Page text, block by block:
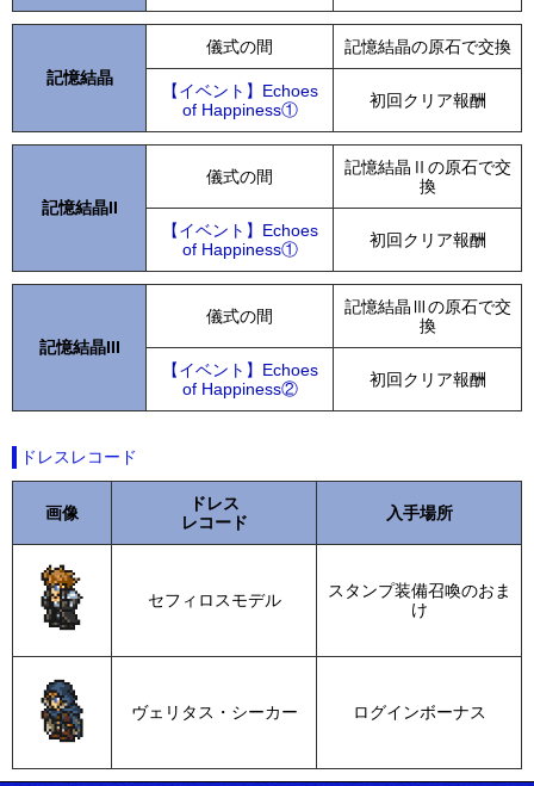
記憶結晶
儀式の間 記憶結晶の原石で交換
【イベント】Echoes
of Happiness①
初回クリア報酬
記憶結晶II
儀式の間
記憶結晶Ⅱの原石で交
換
【イベント】Echoes
of Happiness①
初回クリア報酬
記憶結晶III
儀式の間
記憶結晶Ⅲの原石で交
換
【イベント】Echoes
of Happiness②
初回クリア報酬
ドレスレコード
画像
ドレス
レコード
入手場所
セフィロスモデル
スタンプ装備召喚のおま
け
ヴェリタス・シーカー ログインボーナス